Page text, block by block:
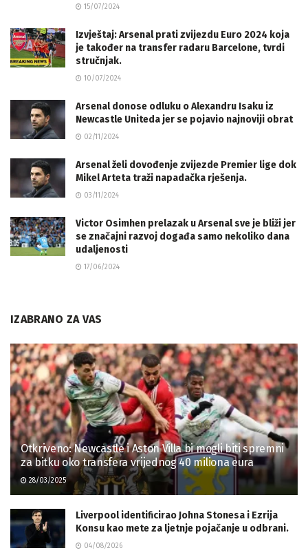
15/07/2024
Izvještaj: Arsenal prati zvijezdu Euro 2024 koja
je također na transfer radaru Barcelone, tvrdi
stručnjak.
10/07/2024
Arsenal donose odluku o Alexandru Isaku iz
Newcastle Uniteda jer se pojavio najnoviji obrat
02/11/2024
Arsenal želi dovođenje zvijezde Premier lige dok
Mikel Arteta traži napadačka rješenja.
03/11/2024
Victor Osimhen prelazak u Arsenal sve je bliži jer
se značajni razvoj događa samo nekoliko dana
udaljenosti
17/06/2024
IZABRANO ZA VAS
Otkriveno: Newcastle i Aston Villa bi mogli biti spremni
za bitku oko transfera vrijednog 40 miliona eura
28/03/2025
Liverpool identificirao Johna Stonesa i Ezrija
Konsu kao mete za ljetnje pojačanje u odbrani.
04/08/2026